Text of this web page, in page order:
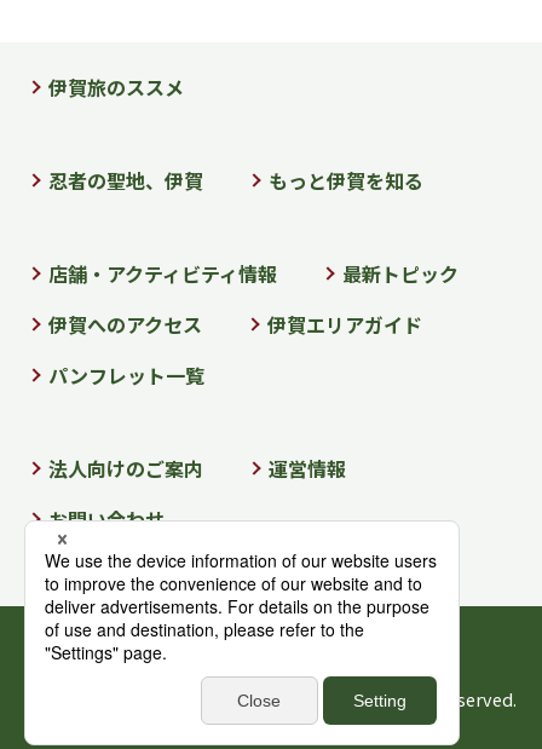
伊賀旅のススメ
忍者の聖地、伊賀 もっと伊賀を知る
店舗・アクティビティ情報
最新トピック
伊賀へのアクセス
伊賀エリアガイド
パンフレット一覧
法人向けのご案内
運営情報
お問い合わせ
個人情報保護方針情報
Copyright Iga-Ueno Tourist Association All rights reserved.